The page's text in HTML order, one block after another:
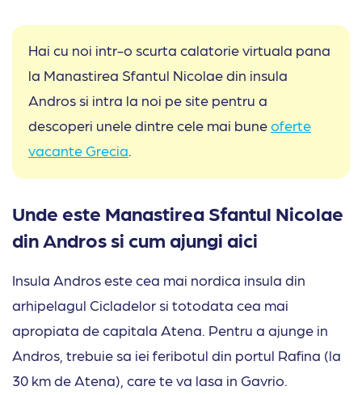
Hai cu noi intr-o scurta calatorie virtuala pana
la Manastirea Sfantul Nicolae din insula
Andros si intra la noi pe site pentru a
descoperi unele dintre cele mai buneoferte
vacante Grecia
Unde este Manastirea Sfantul Nicolae
din Andros si cum ajungi aici
Insula Andros este cea mai nordica insula din
arhipelagul Cicladelor si totodata cea mai
apropiata de capitala Atena. Pentru a ajunge in
Andros, trebuie sa iei feribotul din portul Rafina (la
30 km de Atena), care te va lasa in Gavrio.